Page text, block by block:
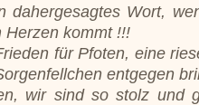
dahergesagtes Wort,
Herzen kommt !!!
für Pfoten, eine
entgegen
wir sind so stolz und